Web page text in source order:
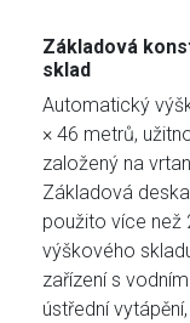
Základová
sklad
Automatický
× 46 metrů,
založený na
Základová
použito více než
výškového
zařízení s
ústřední